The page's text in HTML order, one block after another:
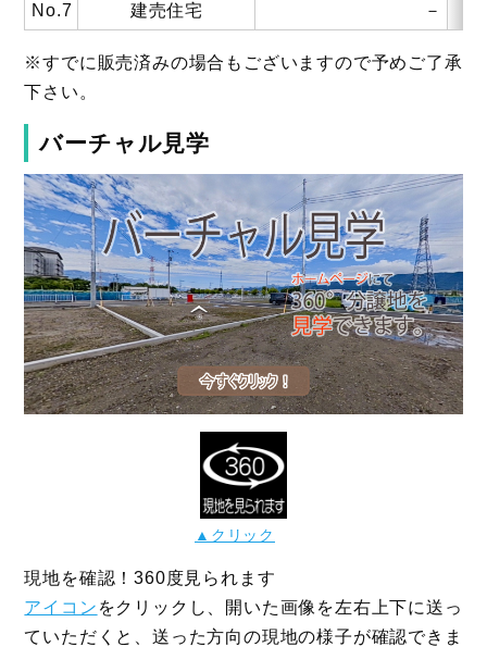
No.7 建売住宅 －
※すでに販売済みの場合もございますので予めご了承
下さい。
バーチャル見学
▲クリック
現地を確認！360度見られます
アイコン をクリックし、開いた画像を左右上下に送っ
ていただくと、送った方向の現地の様子が確認できま